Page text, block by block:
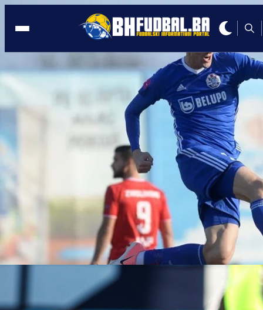
Bivši igrač Sarajeva bacio cijeli Split u
PLAČ!
Redakcija